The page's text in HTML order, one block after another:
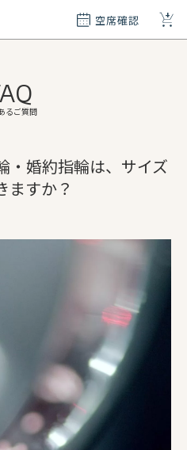
空席確認 +
るご質問
・婚約指輪は、サイズ
ますか？